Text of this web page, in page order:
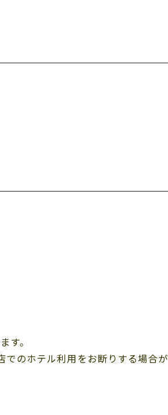
す。
のホテル利用をお断りする場合が